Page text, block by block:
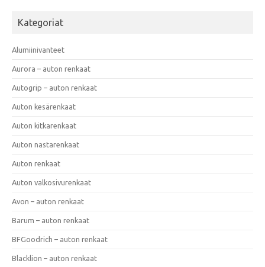
Kategoriat
Alumiinivanteet
Aurora – auton renkaat
Autogrip – auton renkaat
Auton kesärenkaat
Auton kitkarenkaat
Auton nastarenkaat
Auton renkaat
Auton valkosivurenkaat
Avon – auton renkaat
Barum – auton renkaat
BFGoodrich – auton renkaat
Blacklion – auton renkaat